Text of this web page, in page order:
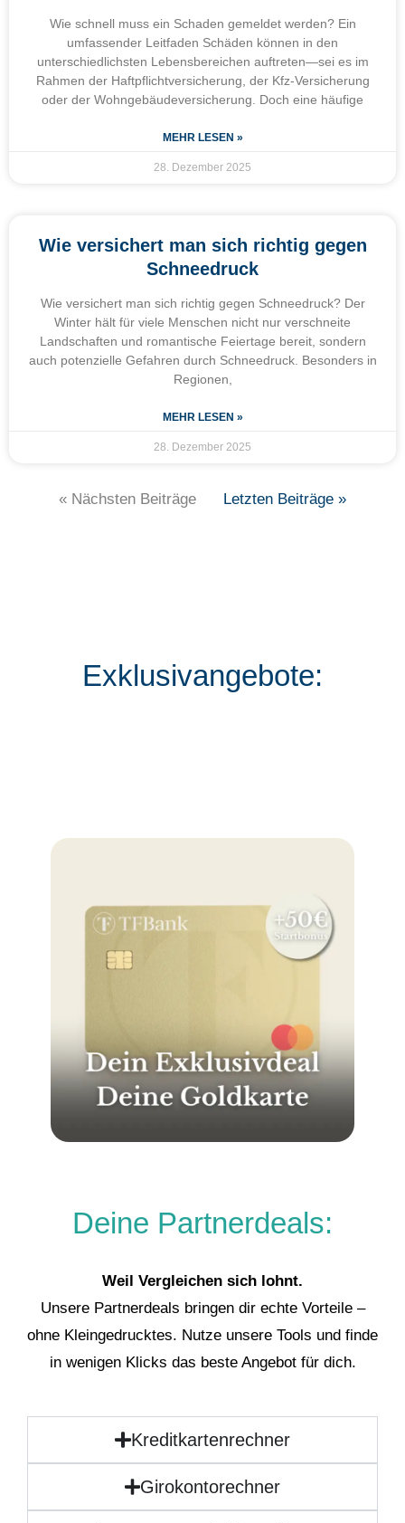
Wie schnell muss ein Schaden gemeldet werden? Ein
umfassender Leitfaden Schäden können in den
unterschiedlichsten Lebensbereichen auftreten—sei es im
Rahmen der Haftpflichtversicherung, der Kfz-Versicherung
oder der Wohngebäudeversicherung. Doch eine häufige
MEHR LESEN »
28. Dezember 2025
Wie versichert man sich richtig gegen
Schneedruck
Wie versichert man sich richtig gegen Schneedruck? Der
Winter hält für viele Menschen nicht nur verschneite
Landschaften und romantische Feiertage bereit, sondern
auch potenzielle Gefahren durch Schneedruck. Besonders in
Regionen,
MEHR LESEN »
28. Dezember 2025
« Nächsten Beiträge Letzten Beiträge »
Exklusivangebote:
Deine Partnerdeals:
Weil Vergleichen sich lohnt.
Unsere Partnerdeals bringen dir echte Vorteile –
ohne Kleingedrucktes. Nutze unsere Tools und finde
in wenigen Klicks das beste Angebot für dich.
Kreditkartenrechner
Girokontorechner